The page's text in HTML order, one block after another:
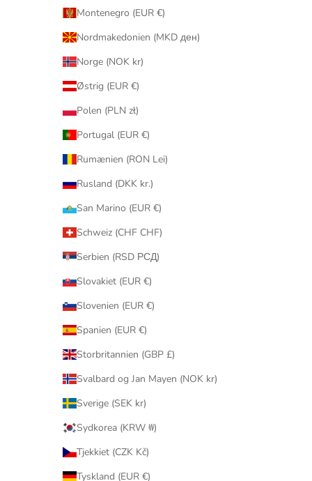
Montenegro (EUR €)
Nordmakedonien (MKD ден)
Norge (NOK kr)
Østrig (EUR €)
Polen (PLN zł)
Portugal (EUR €)
Rumænien (RON Lei)
Rusland (DKK kr.)
San Marino (EUR €)
Schweiz (CHF CHF)
Serbien (RSD РСД)
Slovakiet (EUR €)
Slovenien (EUR €)
Spanien (EUR €)
Storbritannien (GBP £)
Svalbard og Jan Mayen (NOK kr)
Sverige (SEK kr)
Sydkorea (KRW ₩)
Tjekkiet (CZK Kč)
Tyskland (EUR €)